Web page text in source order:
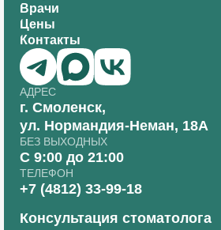
Врачи
Цены
Контакты
АДРЕС
г. Смоленск,
ул. Нормандия-Неман, 18А
БЕЗ ВЫХОДНЫХ
С 9:00 до 21:00
ТЕЛЕФОН
+7 (4812) 33-99-18
Консультация стоматолога